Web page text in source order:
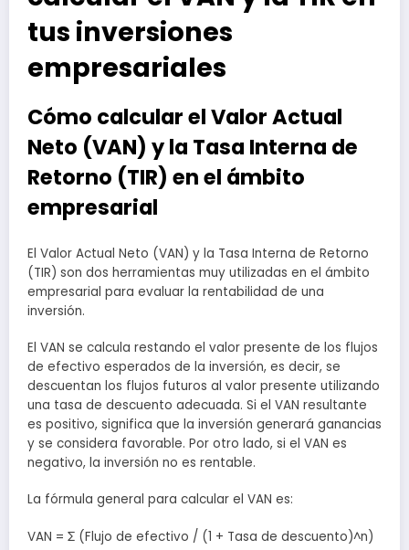
tus inversiones
empresariales
Cómo calcular el Valor Actual
Neto (VAN) y la Tasa Interna de
Retorno (TIR) en el ámbito
empresarial
El Valor Actual Neto (VAN) y la Tasa Interna de Retorno
(TIR) son dos herramientas muy utilizadas en el ámbito
empresarial para evaluar la rentabilidad de una
inversión.
El VAN se calcula restando el valor presente de los flujos
de efectivo esperados de la inversión, es decir, se
descuentan los flujos futuros al valor presente utilizando
una tasa de descuento adecuada. Si el VAN resultante
es positivo, significa que la inversión generará ganancias
y se considera favorable. Por otro lado, si el VAN es
negativo, la inversión no es rentable.
La fórmula general para calcular el VAN es:
VAN = Σ (Flujo de efectivo / (1 + Tasa de descuento)^n)